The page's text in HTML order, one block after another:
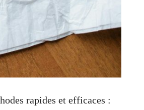
rapides et efficaces :